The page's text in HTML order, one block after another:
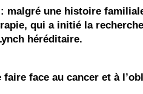
une histoire
qui a initié la
héréditaire.
face au cancer et à